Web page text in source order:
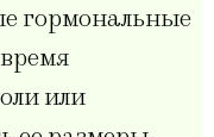
гормональные
или